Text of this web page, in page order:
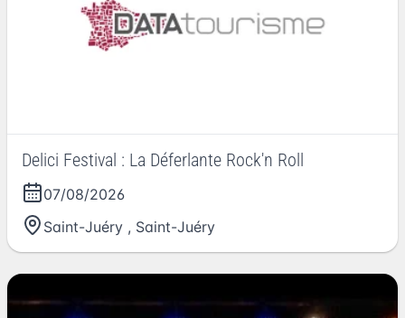
Delici Festival : La Déferlante Rock'n Roll
07/08/2026
Saint-Juéry , Saint-Juéry